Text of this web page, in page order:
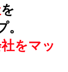
を
をマッ